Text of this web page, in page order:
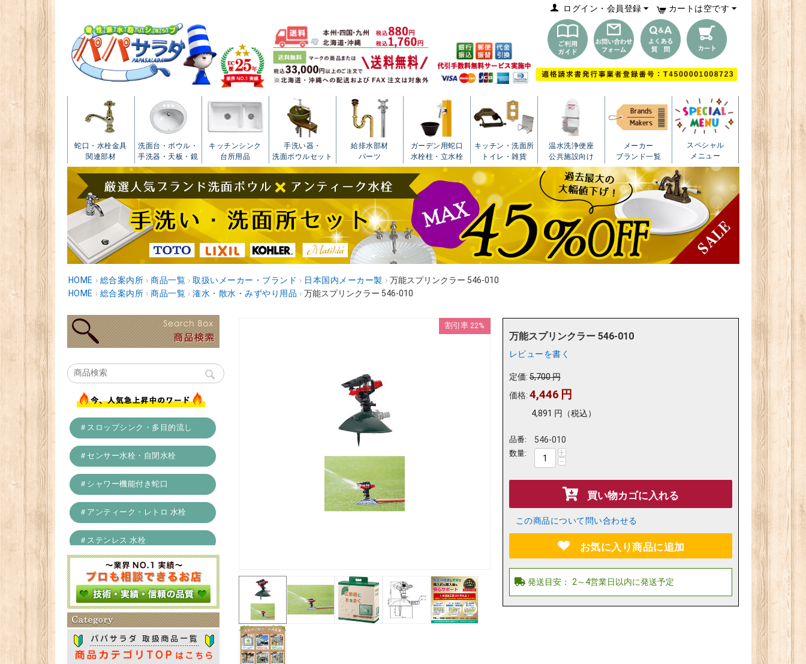
カートは空です
ログイン・会員登録
蛇口・水栓金具
関連部材
洗面台・ボウル・
手洗器・天板・鏡
キッチンシンク
台所用品
手洗い器・
洗面ボウルセット
給排水部材
パーツ
ガーデン用蛇口
水栓柱・立水栓
キッチン・洗面所
トイレ・雑貨
温水洗浄便座
公共施設向け
メーカー
ブランド一覧
スペシャル
メニュー
HOME › 総合案内所 › 商品一覧 › 取扱いメーカー・ブランド › 日本国内メーカー製 › 万能スプリンクラー 546-010
HOME › 総合案内所 › 商品一覧 › 潅水・散水・みずやり用品 › 万能スプリンクラー 546-010
＃スロップシンク・多目的流し
＃センサー水栓・自閉水栓
＃シャワー機能付き蛇口
＃アンティーク・レトロ 水栓
＃ステンレス 水栓
＃浄水器
割引率 22%
万能スプリンクラー 546-010
レビューを書く
定価: 5,700円
価格: 4,446 円
4,891 円 （税込）
品番: 546-010
数量: +
−
買い物カゴに入れる
この商品について問い合わせる
お気に入り商品に追加